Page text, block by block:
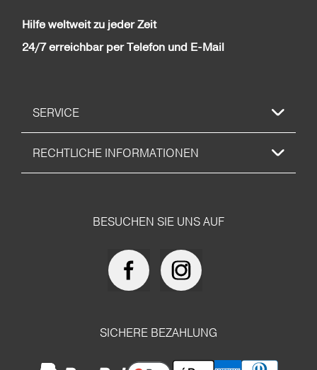
Hilfe weltweit zu jeder Zeit
24/7 erreichbar per Telefon und E-Mail
SERVICE
RECHTLICHE INFORMATIONEN
BESUCHEN SIE UNS AUF
SICHERE BEZAHLUNG